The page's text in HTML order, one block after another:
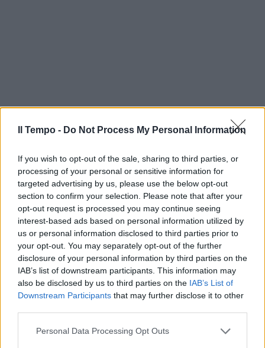
Il Tempo - Do Not Process My Personal Information
If you wish to opt-out of the sale, sharing to third parties, or
processing of your personal or sensitive information for
targeted advertising by us, please use the below opt-out
section to confirm your selection. Please note that after your
opt-out request is processed you may continue seeing
interest-based ads based on personal information utilized by
us or personal information disclosed to third parties prior to
your opt-out. You may separately opt-out of the further
disclosure of your personal information by third parties on the
IAB’s list of downstream participants. This information may
also be disclosed by us to third parties on the IAB’s List of
Downstream Participants that may further disclose it to other
Personal Data Processing Opt Outs